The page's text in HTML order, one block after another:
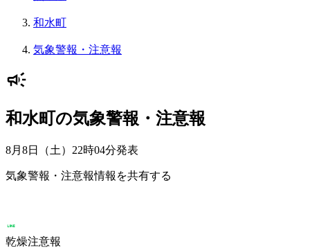
和水町
気象警報・注意報
和水町の気象警報・注意報
8月8日（土）22時04分発表
気象警報・注意報情報を共有する
乾燥注意報